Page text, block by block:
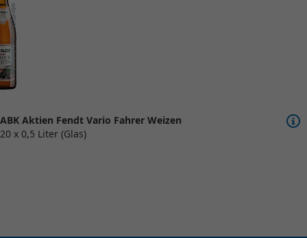
ABK Aktien Fendt Vario Fahrer Weizen
20 x 0,5 Liter (Glas)